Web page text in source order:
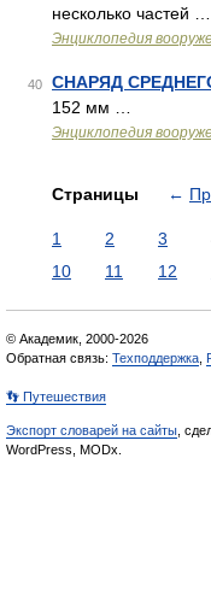
несколько частей …
Энциклопедия
40 СНАРЯД
152 мм …
Энциклопедия
Страницы ←
1 2 3
10
11 12
© Академик, 2000-2026
Обратная связь: Техподдержка
👣 Путешествия
Экспорт словарей на сайты ,
WordPress, MODx.